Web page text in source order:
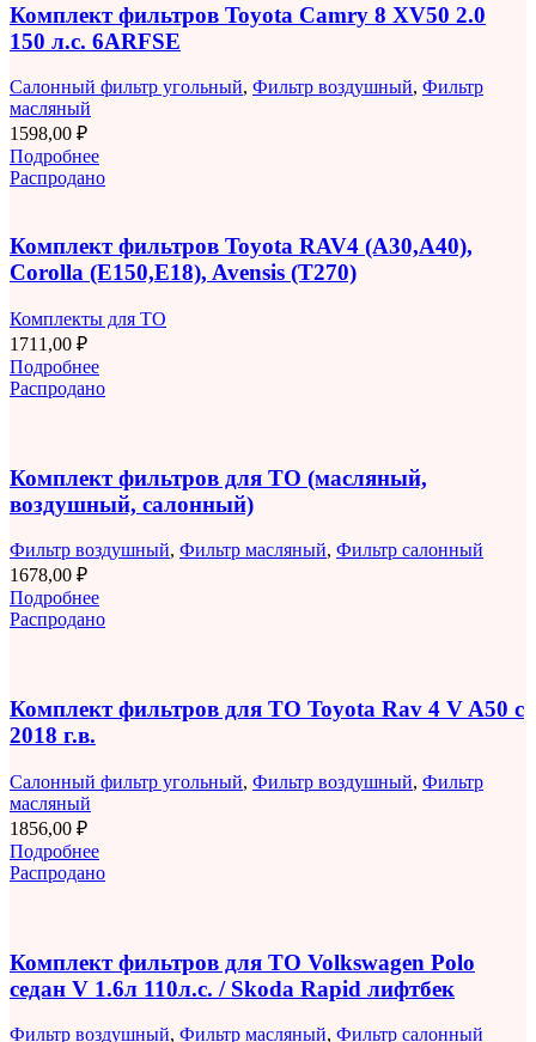
Комплект фильтров Toyota Camry 8 XV50 2.0
150 л.с. 6ARFSE
Салонный фильтр угольный, Фильтр воздушный, Фильтр
масляный
1598,00 ₽
Подробнее
Распродано
Комплект фильтров Toyota RAV4 (A30,A40),
Corolla (E150,E18), Avensis (T270)
Комплекты для ТО
1711,00 ₽
Подробнее
Распродано
Комплект фильтров для ТО (масляный,
воздушный, салонный)
Фильтр воздушный, Фильтр масляный, Фильтр салонный
1678,00 ₽
Подробнее
Распродано
Комплект фильтров для ТО Toyota Rav 4 V A50 с
2018 г.в.
Салонный фильтр угольный, Фильтр воздушный, Фильтр
масляный
1856,00 ₽
Подробнее
Распродано
Комплект фильтров для ТО Volkswagen Polo
седан V 1.6л 110л.с. / Skoda Rapid лифтбек
Фильтр воздушный, Фильтр масляный, Фильтр салонный